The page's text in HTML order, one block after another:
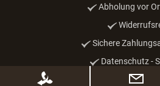
Abholung vor
Sichere
Datenschutz -